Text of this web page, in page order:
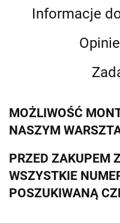
Informacje
MOŻLIWOŚĆ
NASZYM
PRZED ZAKUPEM
WSZYSTKIE
POSZUKIWANĄ